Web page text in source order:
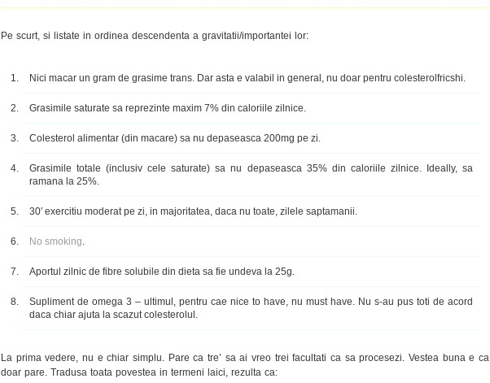
Pe scurt, si listate in ordinea descendenta a gravitatii/importantei lor:
Nici macar un gram de grasime trans. Dar asta e valabil in general, nu doar pentru colesterolfricshi.
Grasimile saturate sa reprezinte maxim 7% din caloriile zilnice.
Colesterol alimentar (din macare) sa nu depaseasca 200mg pe zi.
Grasimile totale (inclusiv cele saturate) sa nu depaseasca 35% din caloriile zilnice. Ideally, sa
ramana la 25%.
30′ exercitiu moderat pe zi, in majoritatea, daca nu toate, zilele saptamanii.
No smoking
Aportul zilnic de fibre solubile din dieta sa fie undeva la 25g.
Supliment de omega 3 – ultimul, pentru cae nice to have, nu must have. Nu s-au pus toti de acord
daca chiar ajuta la scazut colesterolul.
La prima vedere, nu e chiar simplu. Pare ca tre’ sa ai vreo trei facultati ca sa procesezi. Vestea buna e ca
doar pare. Tradusa toata povestea in termeni laici, rezulta ca: